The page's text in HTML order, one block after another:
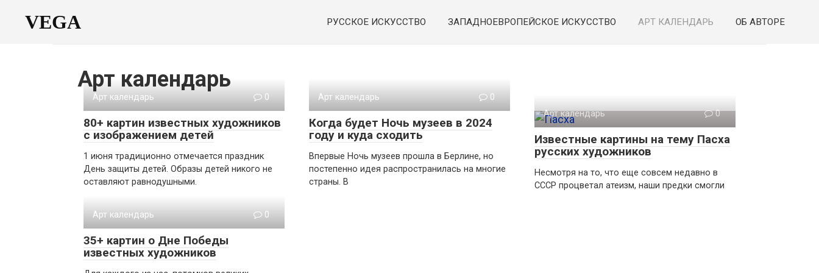
VEGA РУССКОЕ ИСКУССТВО ЗАПАДНОЕВРОПЕЙСКОЕ ИСКУССТВО АРТ КАЛЕНДАРЬ ОБ АВТОРЕ
Арт календарь
Арт календарь 0
80+ картин известных художников
с изображением детей
1 июня традиционно отмечается праздник
День защиты детей. Образы детей никого не
оставляют равнодушными.
Арт календарь 0
Когда будет Ночь музеев в 2024
году и куда сходить
Впервые Ночь музеев прошла в Берлине, но
постепенно идея распространилась на многие
страны. В
Арт календарь 0
Известные картины на тему Пасха
русских художников
Несмотря на то, что еще совсем недавно в
СССР процветал атеизм, наши предки смогли
Арт календарь 0
35+ картин о Дне Победы
известных художников